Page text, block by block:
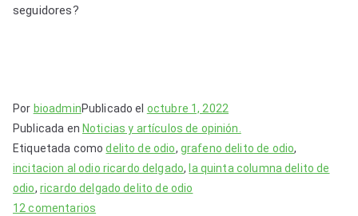
seguidores?
Por bioadminPublicado el octubre 1, 2022
Publicada en Noticias y artículos de opinión.
Etiquetada comodelito de odio, grafeno delito de odio,
incitacion al odio ricardo delgado,la quinta columna delito de
odio, ricardo delgado delito de odio
12 comentarios